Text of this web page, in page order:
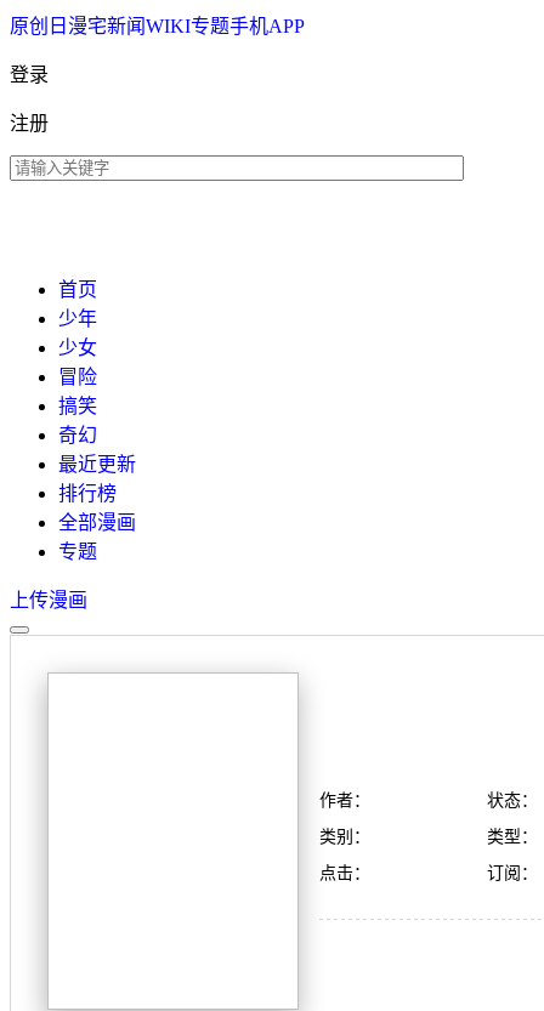
原创 日漫宅新闻WIKI专题手机APP
登录
注册
首页
少年
少女
冒险
搞笑
奇幻
最近更新
排行榜
全部漫画
专题
上传漫画
作者：
状态：
类别：
类型：
点击：
订阅：